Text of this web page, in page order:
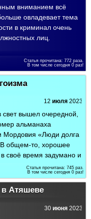
и, следовательно,
в случае осуждения
некоторые участники
напряжения и
При этом
что тон
задавали российские
лет подряд становились
золотых медалей. И
команда
"золото".
вниманием всё
овладевает тема
в криминал очень
лиц.
Статья прочитана: 772раза.
В том числе сегодня 0раз!
12 июля2023
свет вышел очередной,
альманаха
Мордовия «Люди долга
общем-то, хорошее
своё время задумано и
Консультативным
войны и труда
Мордовия,
годы возглавляет
Совета
Статья прочитана: 745раз.
В том числе сегодня 0раз!
в Атяшеве
30 июня2023